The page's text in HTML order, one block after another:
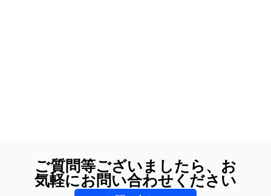
ご質問等ございましたら、お
気軽にお問い合わせください